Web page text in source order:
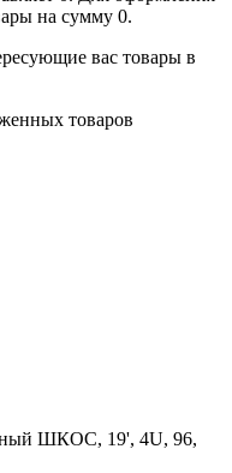
на сумму 0.
вас товары в
товаров
ШКОС, 19', 4U, 96,